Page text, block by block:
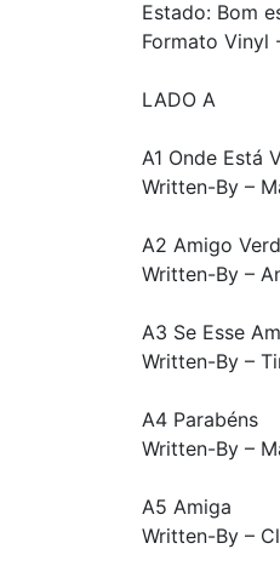
Estado: Bom
Formato Vinyl
LADO A
A1 Onde Está
Written-By –
A2 Amigo
Written-By –
A3 Se Esse
Written-By –
A4 Parabéns
Written-By –
A5 Amiga
Written-By –